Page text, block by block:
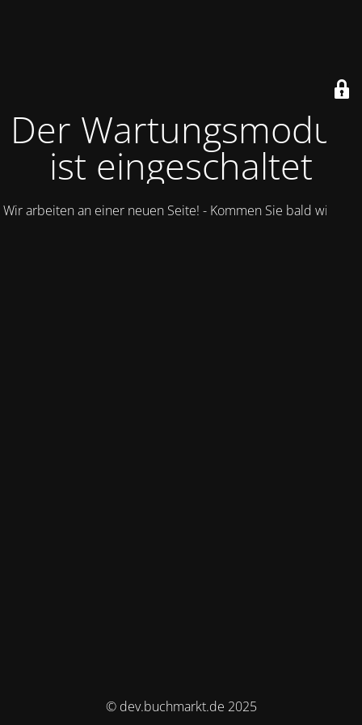
Der Wartungsmodus
ist eingeschaltet
Wir arbeiten an einer neuen Seite! - Kommen Sie bald wieder.
© dev.buchmarkt.de 2025